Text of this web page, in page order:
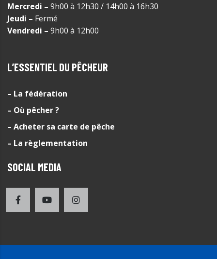
Mercredi – 9h00 à 12h30 / 14h00 à 16h30
Jeudi – Fermé
Vendredi – 9h00 à 12h00
L’ESSENTIEL DU PÊCHEUR
– La fédération
– Où pêcher ?
– Acheter sa carte de pêche
– La règlementation
SOCIAL MEDIA